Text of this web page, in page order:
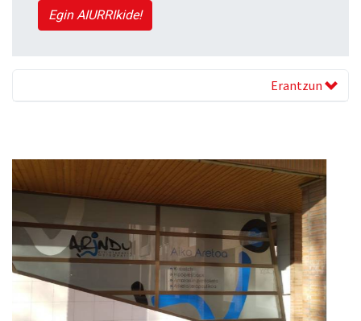
Egin AIURRIkide!
Erantzun